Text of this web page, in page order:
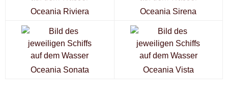
Oceania Riviera Oceania Sirena
Oceania Sonata Oceania Vista